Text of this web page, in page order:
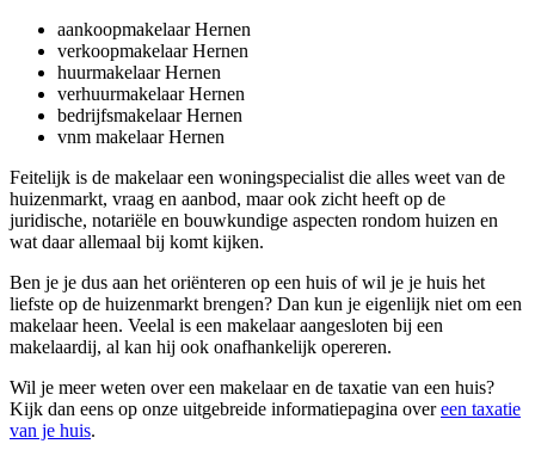
aankoopmakelaar Hernen
verkoopmakelaar Hernen
huurmakelaar Hernen
verhuurmakelaar Hernen
bedrijfsmakelaar Hernen
vnm makelaar Hernen
Feitelijk is de makelaar een woningspecialist die alles weet van de
huizenmarkt, vraag en aanbod, maar ook zicht heeft op de
juridische, notariële en bouwkundige aspecten rondom huizen en
wat daar allemaal bij komt kijken.
Ben je je dus aan het oriënteren op een huis of wil je je huis het
liefste op de huizenmarkt brengen? Dan kun je eigenlijk niet om een
makelaar heen. Veelal is een makelaar aangesloten bij een
makelaardij, al kan hij ook onafhankelijk opereren.
Wil je meer weten over een makelaar en de taxatie van een huis?
Kijk dan eens op onze uitgebreide informatiepagina overeen taxatie
van je huis.